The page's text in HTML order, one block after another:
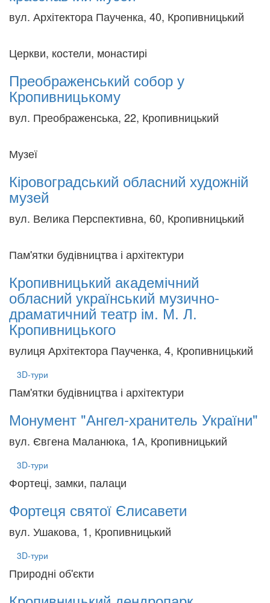
вул. Архітектора Паученка, 40, Кропивницький
Церкви, костели, монастирі
Преображенський собор у
Кропивницькому
вул. Преображенська, 22, Кропивницький
Музеї
Кіровоградський обласний художній
музей
вул. Велика Перспективна, 60, Кропивницький
Пам'ятки будівництва і архітектури
Кропивницький академічний
обласний український музично-
драматичний театр ім. М. Л.
Кропивницького
вулиця Архітектора Паученка, 4, Кропивницький
3D-тури
Пам'ятки будівництва і архітектури
Монумент "Ангел-хранитель України"
вул. Євгена Маланюка, 1А, Кропивницький
3D-тури
Фортеці, замки, палаци
Фортеця святої Єлисавети
вул. Ушакова, 1, Кропивницький
3D-тури
Природні об'єкти